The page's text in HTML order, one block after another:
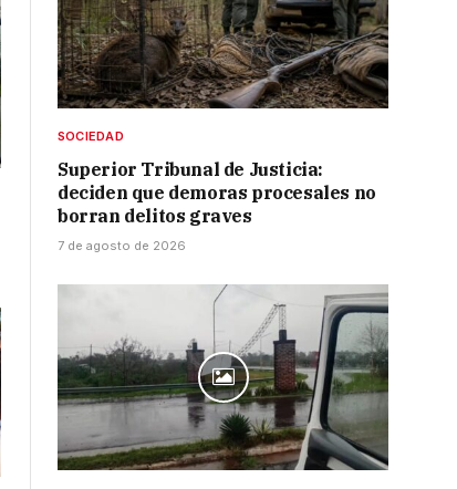
SOCIEDAD
Superior Tribunal de Justicia:
deciden que demoras procesales no
borran delitos graves
7 de agosto de 2026